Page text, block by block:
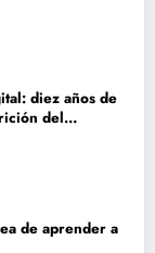
diez años de
del
de aprender a